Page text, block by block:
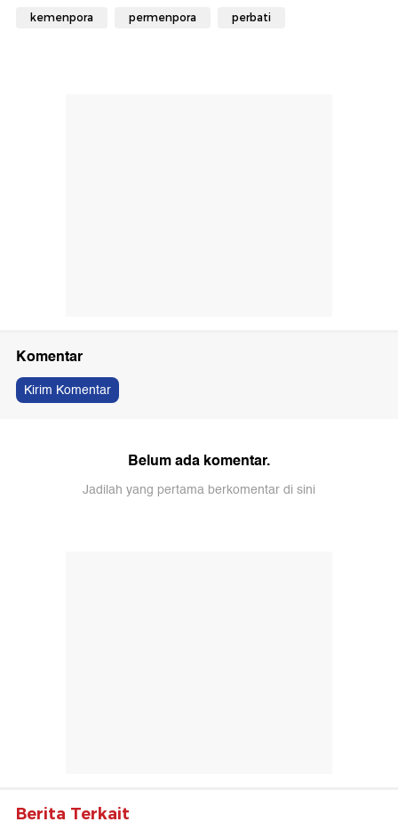
kemenpora permenpora perbati
Komentar
Kirim Komentar
Belum ada komentar.
Jadilah yang pertama berkomentar di sini
Berita Terkait